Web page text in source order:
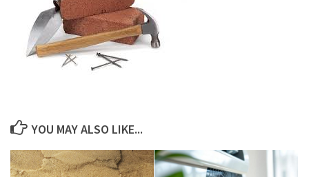
YOU MAY ALSO LIKE...